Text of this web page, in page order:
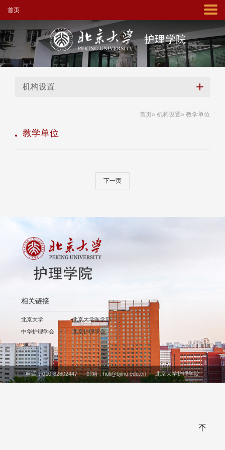
首页
机构设置
首页» 机构设置» 教学单位
教学单位
下一页
相关链接
北京大学
北京大学医学部
中华护理学会
北京护理学会
电话：010-82802447 邮箱：huli@bjmu.edu.cn 北京大学护理学院